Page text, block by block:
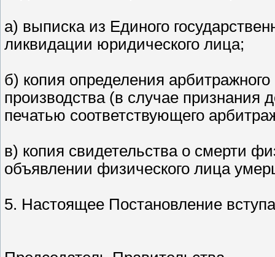
а) выписка из Единого
ликвидации юридического лица;
б) копия определения
производства (в случае признания
печатью соответствующего
в) копия свидетельства о смерти
объявлении физического лица
5. Настоящее Постановление